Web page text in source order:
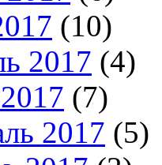
(10)
2017 (4)
(7)
2017 (5)